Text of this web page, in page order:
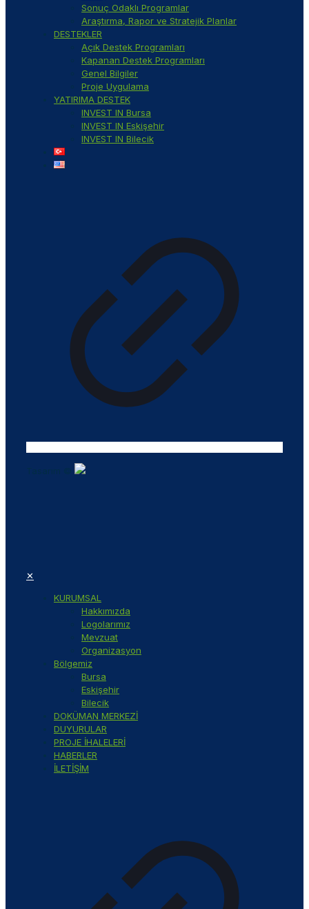
Sonuç Odaklı Programlar
Araştırma, Rapor ve Stratejik Planlar
DESTEKLER
Açık Destek Programları
Kapanan Destek Programları
Genel Bilgiler
Proje Uygulama
YATIRIMA DESTEK
INVEST IN Bursa
INVEST IN Eskişehir
INVEST IN Bilecik
✕
KURUMSAL
Hakkımızda
Logolarımız
Mevzuat
Organizasyon
Bölgemiz
Bursa
Eskişehir
Bilecik
DOKÜMAN MERKEZİ
DUYURULAR
PROJE İHALELERİ
HABERLER
İLETİŞİM